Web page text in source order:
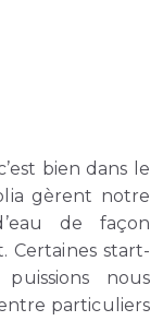
bien dans le
gèrent notre
de façon
Certaines start-
nous
particuliers